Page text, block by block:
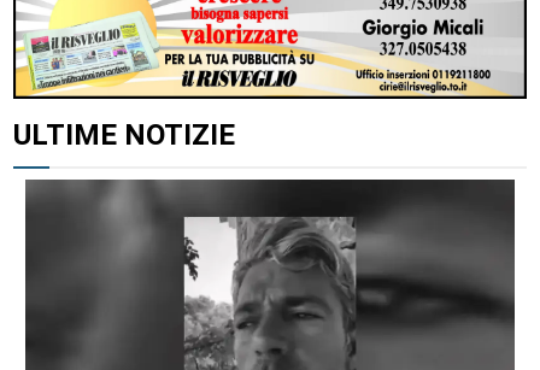
ALTRI ARTICOLI DI QUESTO AUTORE